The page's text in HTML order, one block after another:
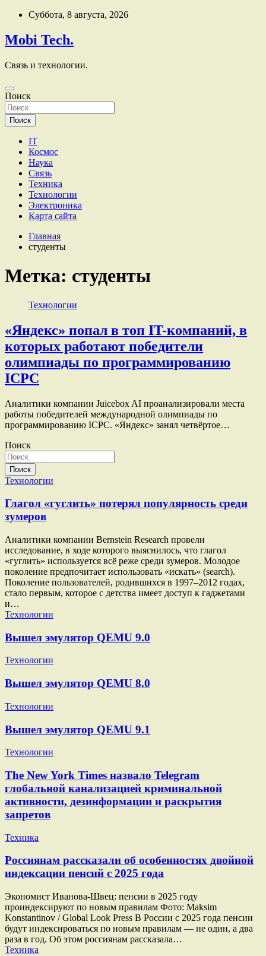
Перейти
содержимому
Суббота, 8 августа, 2026
Mobi Tech.
Связь и технологии.
Поиск
Поиск
IT
Космос
Наука
Связь
Техника
Технологии
Электроника
Карта сайта
Главная
студенты
Метка: студенты
Технологии
«Яндекс» попал в топ IT-компаний, в
которых работают победители
олимпиады по программированию
ICPC
Аналитики компании Juicebox AI проанализировали места
работы победителей международной олимпиады по
программированию ICPC. «Яндекс» занял четвёртое…
Поиск
Поиск
Технологии
Глагол «гуглить» потерял популярность среди
зумеров
Аналитики компании Bernstein Research провели
исследование, в ходе которого выяснилось, что глагол
«гуглить» используется всё реже среди зумеров. Молодое
поколение предпочитает использовать «искать» (search).
Поколение пользователей, родившихся в 1997–2012 годах,
стало первым, которое с детства имеет доступ к гаджетами
и…
Технологии
Вышел эмулятор QEMU 9.0
Технологии
Вышел эмулятор QEMU 8.0
Технологии
Вышел эмулятор QEMU 9.1
Технологии
The New York Times назвало Telegram
глобальной канализацией криминальной
активности, дезинформации и раскрытия
запретов
Техника
Россиянам рассказали об особенностях двойной
индексации пенсий с 2025 года
Экономист Иванова-Швец: пенсии в 2025 году
проиндексируют по новым правилам Фото: Maksim
Konstantinov / Global Look Press В России с 2025 года пенсии
будут индексироваться по новым правилам — не один, а два
раза в год. Об этом россиянам рассказала…
Техника